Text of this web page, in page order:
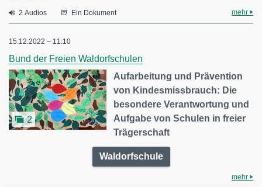
2 Audios Ein Dokument mehr
15.12.2022 – 11:10
Bund der Freien Waldorfschulen
2
Aufarbeitung und Prävention
von Kindesmissbrauch: Die
besondere Verantwortung und
Aufgabe von Schulen in freier
Trägerschaft
Waldorfschule
mehr